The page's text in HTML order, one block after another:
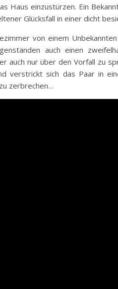
Haus einzustürzen. Ein
Glücksfall in einer dicht
von einem
auch einen
auch nur über den Vorfall zu
verstrickt sich das Paar in
zerbrechen…